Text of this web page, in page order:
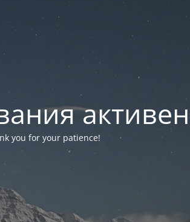
активен
you for your patience!